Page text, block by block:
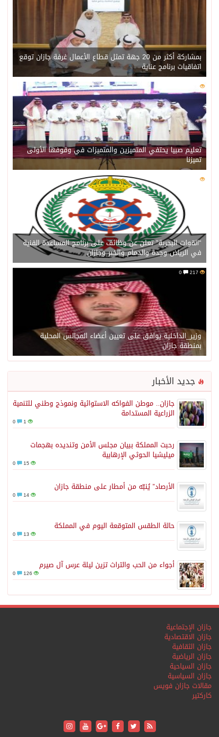
بمشاركة أكثر من 20 جهة تمثل قطاع الأعمال غرفة جازان توقع
اتفاقيات برنامج عناية
221
تعليم صبيا يحتفي المتميزين والمتميزات في وقوفها الأولى
تميزنا
216
“القوات البحرية” تعلن عن وظائف على برنامج المساعدة الفنية
في الرياض وجدة والدمام والخبر وجازان
217
وزير_الداخلية يوافق على تعيين أعضاء المجالس المحلية
بمنطقة جازان
جديد الأخبار
جازان.. موطن الفواكه الاستوائية ونموذج وطني للتنمية
الزراعية المستدامة
1
رحبت المملكة ببيان مجلس الأمن وتنديده بهجمات
ميليشيا الحوثي الإرهابية
15
الأرصاد” يُنبّه من أمطار على منطقة جازان
14
حالة الطقس المتوقعة اليوم في المملكة
13
أجواء من الحب والتراث تزين ليلة عرس آل صيرم
126
جازان الإجتماعية
جازان الاقتصادية
جازان الثقافية
جازان الرياضية
جازان السياحية
جازان السياسية
مقالات جازان فويس
كاركتير